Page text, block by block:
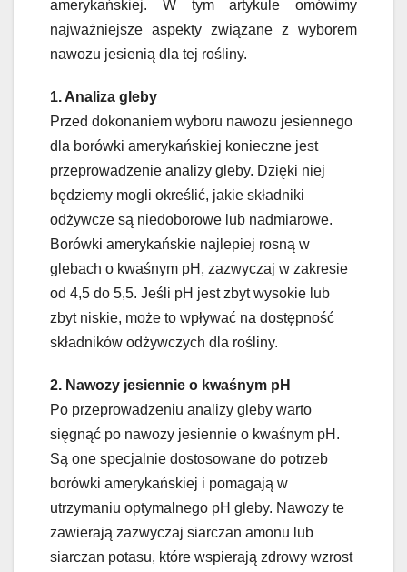
amerykańskiej. W tym artykule omówimy
najważniejsze aspekty związane z wyborem
nawozu jesienią dla tej rośliny.
1. Analiza gleby
Przed dokonaniem wyboru nawozu jesiennego
dla borówki amerykańskiej konieczne jest
przeprowadzenie analizy gleby. Dzięki niej
będziemy mogli określić, jakie składniki
odżywcze są niedoborowe lub nadmiarowe.
Borówki amerykańskie najlepiej rosną w
glebach o kwaśnym pH, zazwyczaj w zakresie
od 4,5 do 5,5. Jeśli pH jest zbyt wysokie lub
zbyt niskie, może to wpływać na dostępność
składników odżywczych dla rośliny.
2. Nawozy jesiennie o kwaśnym pH
Po przeprowadzeniu analizy gleby warto
sięgnąć po nawozy jesiennie o kwaśnym pH.
Są one specjalnie dostosowane do potrzeb
borówki amerykańskiej i pomagają w
utrzymaniu optymalnego pH gleby. Nawozy te
zawierają zazwyczaj siarczan amonu lub
siarczan potasu, które wspierają zdrowy wzrost